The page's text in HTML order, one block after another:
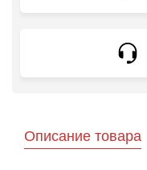
Описание товара